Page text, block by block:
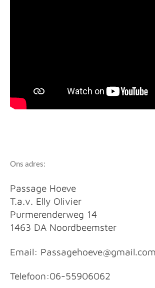
Ons adres:
Passage Hoeve
T.a.v. Elly Olivier
Purmerenderweg 14
1463 DA Noordbeemster
Email: Passagehoeve@gmail.com
Telefoon:06-55906062